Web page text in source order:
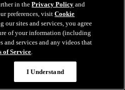
in thePrivacy Policy and
preferences, visitCookie
our sites and services, you agree
of your information (including
and services and any videos that
of Service.
I Understand